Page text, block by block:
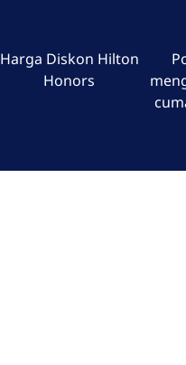
Harga Diskon Hilton
Honors